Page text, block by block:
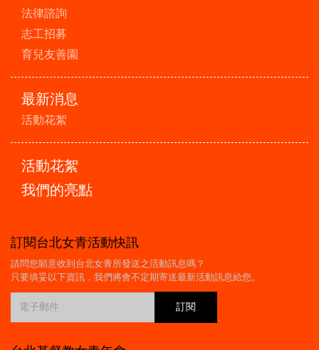
法律諮詢
志工招募
育兒友善園
最新消息
活動花絮
活動花絮
我們的亮點
訂閱台北女青活動快訊
請問您願意收到台北女青所發送之活動訊息嗎？
只要填妥以下資訊，我們將會不定期寄送最新活動訊息給您。